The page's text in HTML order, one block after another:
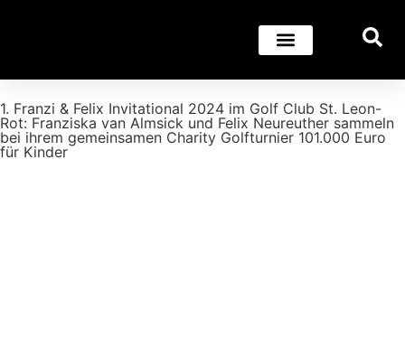
1. Franzi & Felix Invitational 2024 im Golf Club St. Leon-
Rot: Franziska van Almsick und Felix Neureuther sammeln
bei ihrem gemeinsamen Charity Golfturnier 101.000 Euro
für Kinder